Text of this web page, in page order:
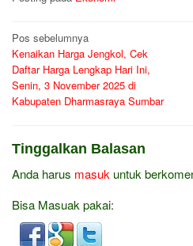
Navigasi
pos
Pos sebelumnya
Kenaikan Harga Jengkol, Cek
Daftar Harga Lengkap Hari Ini,
Senin, 3 November 2025 di
Kabupaten Dharmasraya Sumbar
Tinggalkan Balasan
Anda harus masuk untuk
Bisa Masuak pakai: